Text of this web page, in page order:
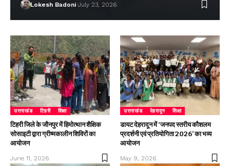
Lokesh Badoni July 23, 2026
उत्तराखंड टिहरी शिक्षा
टिहरी जिले के जौनपुर में हिमोत्थान शैक्षिक
सोसाइटी द्वारा ग्रीष्मकालीन शिविरों का
आयोजन
June 11, 2026
उत्तराखंड देहरादून शिक्षा
डायट देहरादून में ‘जनपद स्तरीय कौशलम
प्रदर्शनी एवं प्रतियोगिता 2026’ का भव्य
आयोजन
May 9, 2026